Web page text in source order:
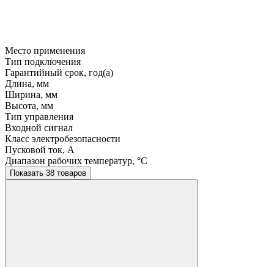
Место применения
Тип подключения
Гарантийный срок, год(а)
Длина, мм
Ширина, мм
Высота, мм
Тип управления
Входной сигнал
Класс электробезопасности
Пусковой ток, A
Диапазон рабочих температур, °C
Показать 38 товаров